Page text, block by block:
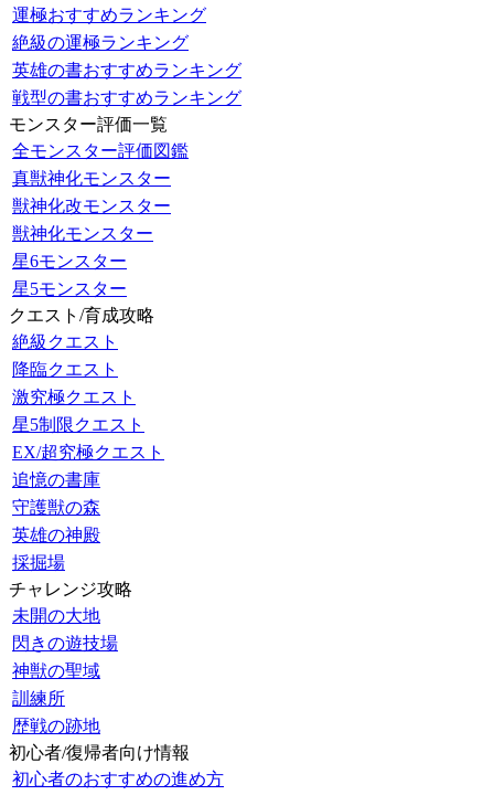
運極おすすめランキング
絶級の運極ランキング
英雄の書おすすめランキング
戦型の書おすすめランキング
モンスター評価一覧
全モンスター評価図鑑
真獣神化モンスター
獣神化改モンスター
獣神化モンスター
星6モンスター
星5モンスター
クエスト/育成攻略
絶級クエスト
降臨クエスト
激究極クエスト
星5制限クエスト
EX/超究極クエスト
追憶の書庫
守護獣の森
英雄の神殿
採掘場
チャレンジ攻略
未開の大地
閃きの遊技場
神獣の聖域
訓練所
歴戦の跡地
初心者/復帰者向け情報
初心者のおすすめの進め方